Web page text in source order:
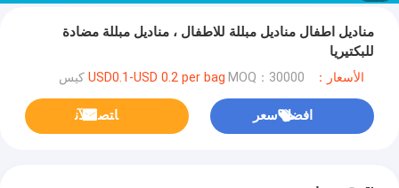
مناديل اطفال مناديل مبللة للاطفال ، مناديل مبللة مضادة
للبكتيريا
الأسعار：USD0.1-USD 0.2 per bag MOQ：30000 كيس
افضل سعر ﺎﺘﺼﻟ ﺍﻶﻧ